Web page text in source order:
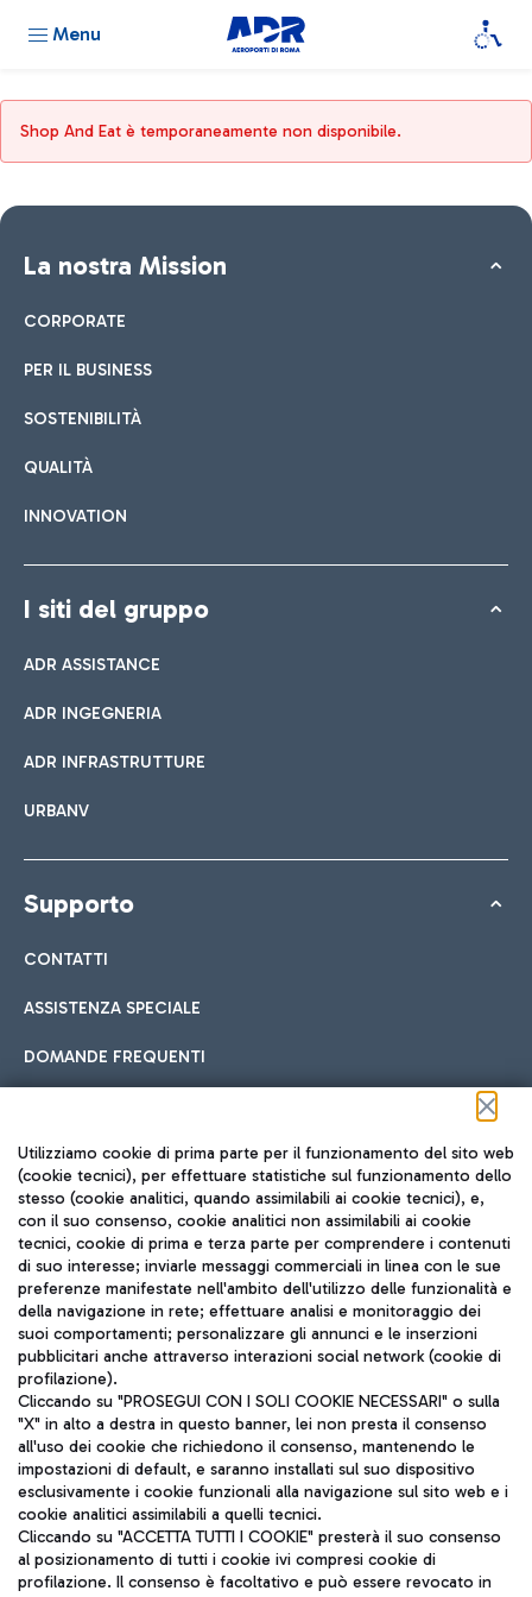
Menu
Shop And Eat è temporaneamente non disponibile.
La nostra Mission
CORPORATE
PER IL BUSINESS
SOSTENIBILITÀ
QUALITÀ
INNOVATION
I siti del gruppo
ADR ASSISTANCE
ADR INGEGNERIA
ADR INFRASTRUTTURE
URBANV
Supporto
CONTATTI
ASSISTENZA SPECIALE
DOMANDE FREQUENTI
Seguici sui social
TRAVEL JOURNAL
ITA
Aeroporti di Roma S.p.A. - Società soggetta a direzione e
coordinamento di Mundys S.p.A.
Codice fiscale e Registro delle Imprese di Roma 13032990155 P.
IVA 06572251004
Utilizziamo cookie di prima parte per il funzionamento del sito web
(cookie tecnici), per effettuare statistiche sul funzionamento dello
stesso (cookie analitici, quando assimilabili ai cookie tecnici), e,
con il suo consenso, cookie analitici non assimilabili ai cookie
tecnici, cookie di prima e terza parte per comprendere i contenuti
di suo interesse; inviarle messaggi commerciali in linea con le sue
preferenze manifestate nell'ambito dell'utilizzo delle funzionalità e
della navigazione in rete; effettuare analisi e monitoraggio dei
suoi comportamenti; personalizzare gli annunci e le inserzioni
pubblicitari anche attraverso interazioni social network (cookie di
profilazione).
Cliccando su "PROSEGUI CON I SOLI COOKIE NECESSARI" o sulla
"X" in alto a destra in questo banner, lei non presta il consenso
all'uso dei cookie che richiedono il consenso, mantenendo le
impostazioni di default, e saranno installati sul suo dispositivo
esclusivamente i cookie funzionali alla navigazione sul sito web e i
cookie analitici assimilabili a quelli tecnici.
Cliccando su "ACCETTA TUTTI I COOKIE" presterà il suo consenso
al posizionamento di tutti i cookie ivi compresi cookie di
profilazione. Il consenso è facoltativo e può essere revocato in